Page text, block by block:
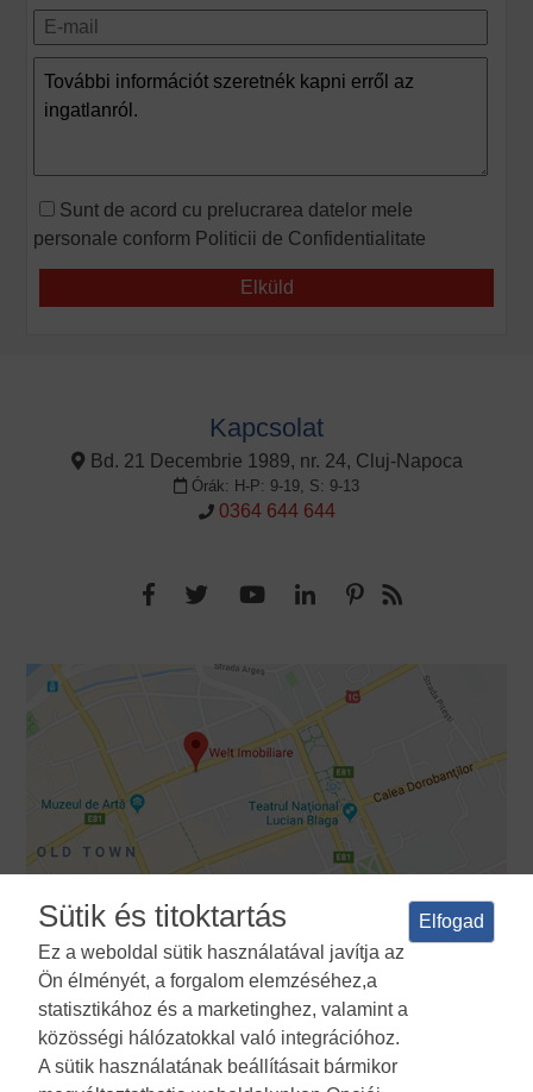
Sunt de acord cu prelucrarea datelor mele
personale conform Politicii de Confidentialitate
Kapcsolat
Bd. 21 Decembrie 1989, nr. 24, Cluj-Napoca
Órák: H-P: 9-19, S: 9-13
0364 644 644
Feltételek és feltételek Adatvédelmi irányelvek
használatának politikája
Cookies Manager ANPC
Sütik és titoktartás
Ez a weboldal sütik használatával javítja az
Ön élményét, a forgalom elemzéséhez,a
statisztikához és a marketinghez, valamint a
közösségi hálózatokkal való integrációhoz.
A sütik használatának beállításait bármikor
Elfogad